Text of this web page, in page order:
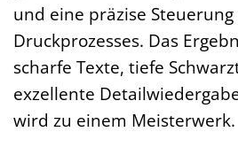
und eine präzise Steuerung
Druckprozesses. Das
scharfe Texte, tiefe
exzellente
wird zu einem Meisterwerk.